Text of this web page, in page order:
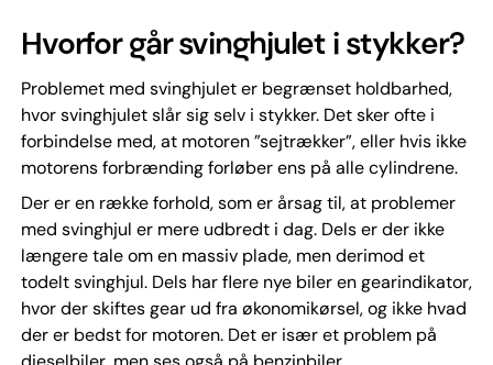
Hvorfor går svinghjulet i stykker?
Problemet med svinghjulet er begrænset holdbarhed,
hvor svinghjulet slår sig selv i stykker. Det sker ofte i
forbindelse med, at motoren ”sejtrækker”, eller hvis ikke
motorens forbrænding forløber ens på alle cylindrene.
Der er en række forhold, som er årsag til, at problemer
med svinghjul er mere udbredt i dag. Dels er der ikke
længere tale om en massiv plade, men derimod et
todelt svinghjul. Dels har flere nye biler en gearindikator,
hvor der skiftes gear ud fra økonomikørsel, og ikke hvad
der er bedst for motoren. Det er især et problem på